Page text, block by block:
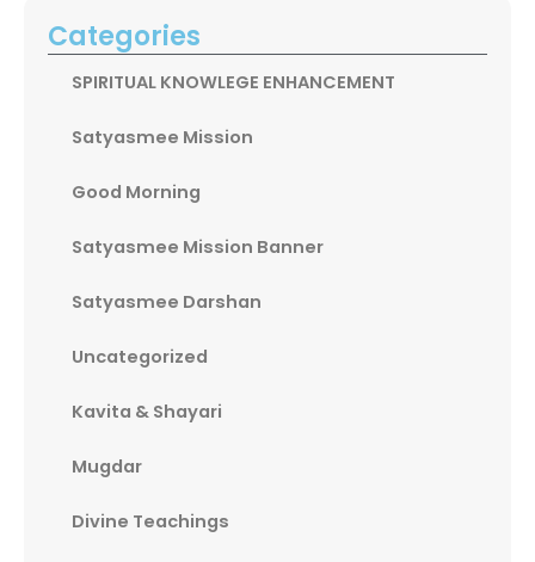
Categories
SPIRITUAL KNOWLEGE ENHANCEMENT
Satyasmee Mission
Good Morning
Satyasmee Mission Banner
Satyasmee Darshan
Uncategorized
Kavita & Shayari
Mugdar
Divine Teachings